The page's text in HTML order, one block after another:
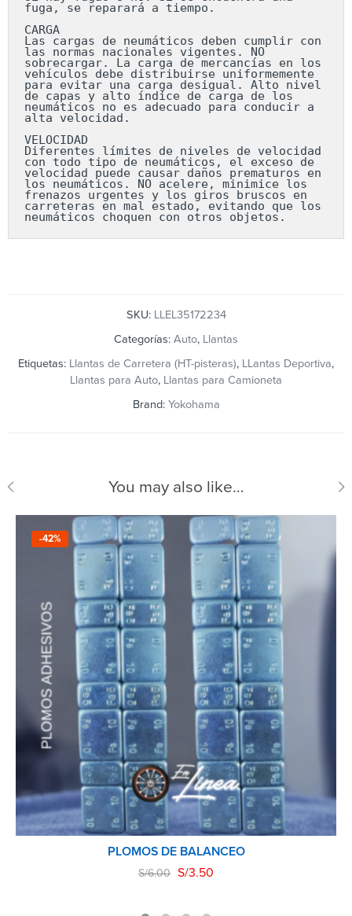
fuga, se reparará a tiempo.
CARGA
Las cargas de neumáticos deben cumplir con
las normas nacionales vigentes. NO
sobrecargar. La carga de mercancías en los
vehículos debe distribuirse uniformemente
para evitar una carga desigual. Alto nivel
de capas y alto índice de carga de los
neumáticos no es adecuado para conducir a
alta velocidad.
VELOCIDAD
Diferentes límites de niveles de velocidad
con todo tipo de neumáticos, el exceso de
velocidad puede causar daños prematuros en
los neumáticos. NO acelere, minimice los
frenazos urgentes y los giros bruscos en
carreteras en mal estado, evitando que los
neumáticos choquen con otros objetos.
SKU: LLEL35172234
Categorías: Auto, Llantas
Etiquetas: Llantas de Carretera (HT-pisteras), LLantas Deportiva,
Llantas para Auto, Llantas para Camioneta
Brand: Yokohama
You may also like…
-42%
PLOMOS DE BALANCEO
S/6.00 S/3.50